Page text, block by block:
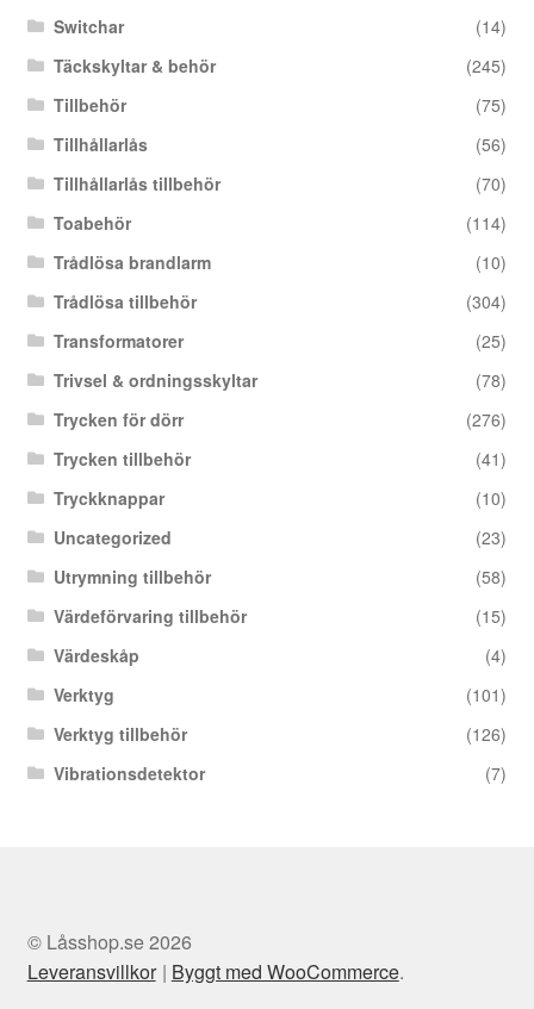
Switchar
(14)
Täckskyltar & behör
(245)
Tillbehör
(75)
Tillhållarlås
(56)
Tillhållarlås tillbehör
(70)
Toabehör
(114)
Trådlösa brandlarm
(10)
Trådlösa tillbehör
(304)
Transformatorer
(25)
Trivsel & ordningsskyltar
(78)
Trycken för dörr
(276)
Trycken tillbehör
(41)
Tryckknappar
(10)
Uncategorized
(23)
Utrymning tillbehör
(58)
Värdeförvaring tillbehör
(15)
Värdeskåp
(4)
Verktyg
(101)
Verktyg tillbehör
(126)
Vibrationsdetektor
(7)
© Låsshop.se 2026
Leveransvillkor
Byggt med WooCommerce.